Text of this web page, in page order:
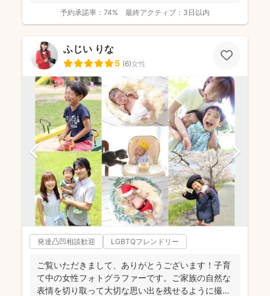
予約承諾率： 74% 最終アクティブ： 3日以内
ふじい りな
5 (6)女性
発達凸凹相談歓迎 LGBTQフレンドリー
ご覧いただきまして、ありがとうございます！子育
て中の女性フォトグラファーです。ご家族の自然な
表情を切り取って大切な思い出を残せるように撮影